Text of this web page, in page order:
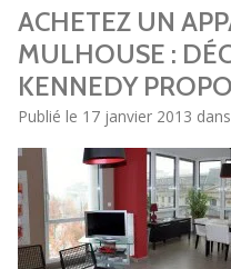
ACHETEZ UN
MULHOUSE :
KENNEDY
Publié le 17 janvier 2013 dans